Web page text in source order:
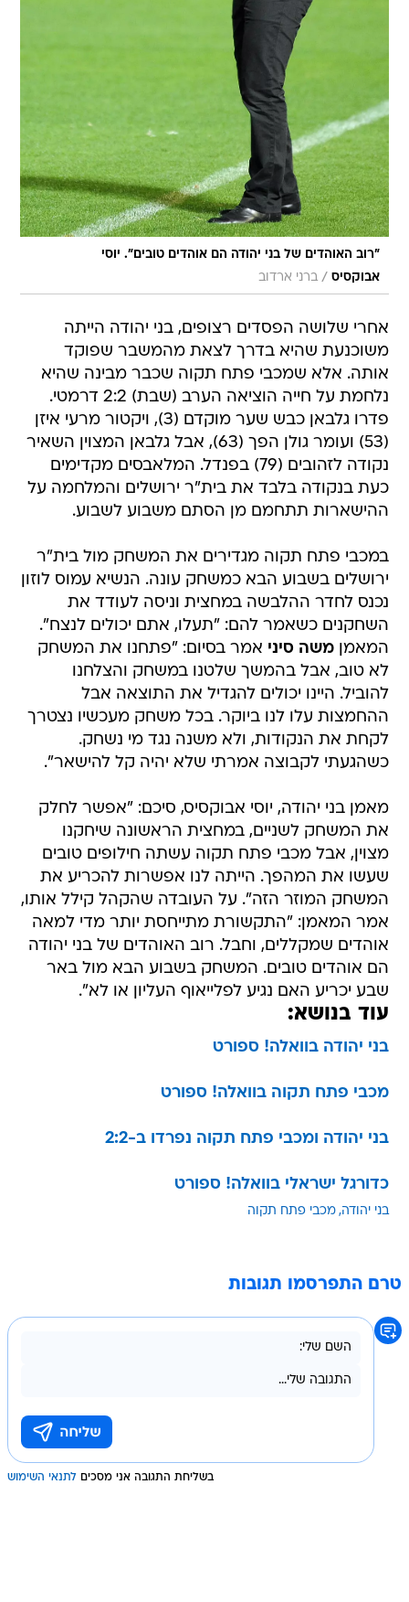
"רוב האוהדים של בני יהודה הם אוהדים טובים". יוסי
אבוקסיס / ברני ארדוב
אחרי שלושה הפסדים רצופים, בני יהודה הייתה
משוכנעת שהיא בדרך לצאת מהמשבר שפוקד
אותה. אלא שמכבי פתח תקוה שכבר מבינה שהיא
נלחמת על חייה הוציאה הערב (שבת) 2:2 דרמטי.
פדרו גלבאן כבש שער מוקדם (3), ויקטור מרעי איזן
(53) ועומר גולן הפך (63), אבל גלבאן המצוין השאיר
נקודה לזהובים (79) בפנדל. המלאבסים מקדימים
כעת בנקודה בלבד את בית"ר ירושלים והמלחמה על
ההישארות תתחמם מן הסתם משבוע לשבוע.
במכבי פתח תקוה מגדירים את המשחק מול בית"ר
ירושלים בשבוע הבא כמשחק עונה. הנשיא עמוס לוזון
נכנס לחדר ההלבשה במחצית וניסה לעודד את
השחקנים כשאמר להם: "תעלו, אתם יכולים לנצח".
המאמןמשה סיני אמר בסיום: "פתחנו את המשחק
לא טוב, אבל בהמשך שלטנו במשחק והצלחנו
להוביל. היינו יכולים להגדיל את התוצאה אבל
ההחמצות עלו לנו ביוקר. בכל משחק מעכשיו נצטרך
לקחת את הנקודות, ולא משנה נגד מי נשחק.
כשהגעתי לקבוצה אמרתי שלא יהיה קל להישאר".
מאמן בני יהודה, יוסי אבוקסיס, סיכם: "אפשר לחלק
את המשחק לשניים, במחצית הראשונה שיחקנו
מצוין, אבל מכבי פתח תקוה עשתה חילופים טובים
שעשו את המהפך. הייתה לנו אפשרות להכריע את
המשחק המוזר הזה". על העובדה שהקהל קילל אותו,
אמר המאמן: "התקשורת מתייחסת יותר מדי למאה
אוהדים שמקללים, וחבל. רוב האוהדים של בני יהודה
הם אוהדים טובים. המשחק בשבוע הבא מול באר
שבע יכריע האם נגיע לפלייאוף העליון או לא".
עוד בנושא:
בני יהודה בוואלה! ספורט
מכבי פתח תקוה בוואלה! ספורט
בני יהודה ומכבי פתח תקוה נפרדו ב-2:2
כדורגל ישראלי בוואלה! ספורט
בני יהודה מכבי פתח תקוה
טרם התפרסמו תגובות
בשליחת התגובה אני מסכים לתנאי השימוש